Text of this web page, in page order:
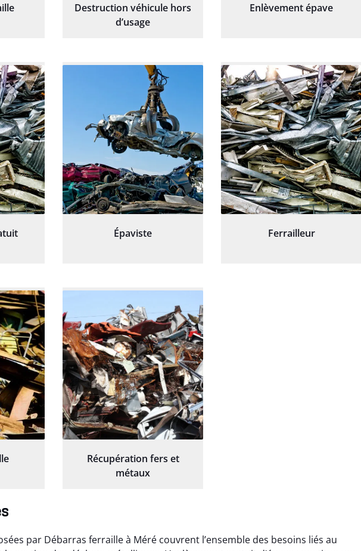
Destruction véhicule hors
d’usage
Enlèvement épave
Épaviste Ferrailleur
Récupération fers et
métaux
par Débarras ferraille à Méré couvrent l’ensemble des besoins liés au